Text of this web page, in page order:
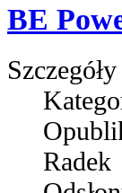
BE
Szczegóły
Radek